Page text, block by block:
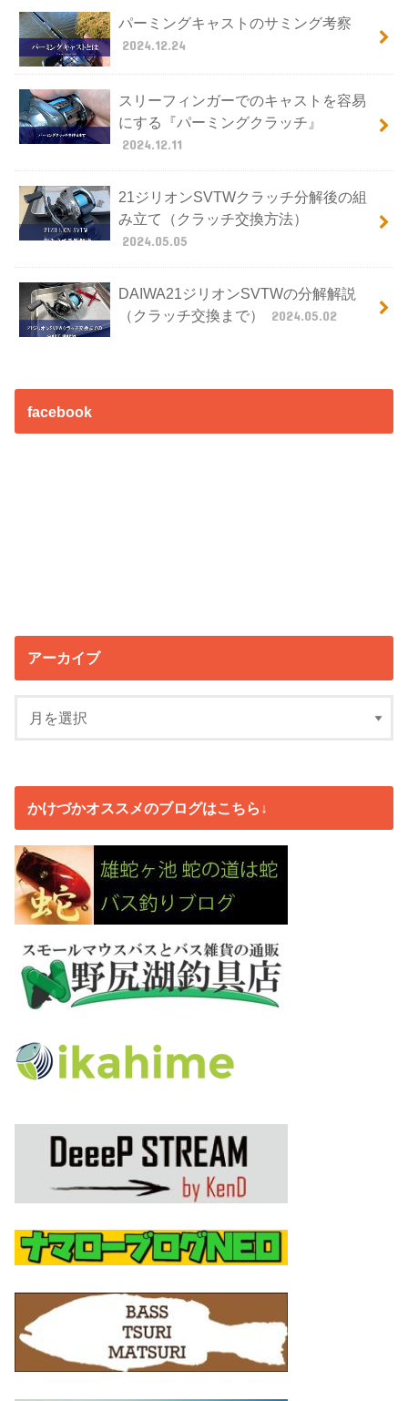
パーミングキャストのサミング考察
2024.12.24
スリーフィンガーでのキャストを容易
にする『パーミングクラッチ』
2024.12.11
21ジリオンSVTWクラッチ分解後の組
み立て（クラッチ交換方法）
2024.05.05
DAIWA21ジリオンSVTWの分解解説
（クラッチ交換まで）
2024.05.02
facebook
アーカイブ
かけづかオススメのブログはこちら↓